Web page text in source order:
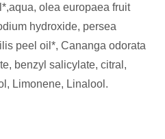
olea europaea fruit
hydroxide, persea
peel oil*, Cananga odorata
benzyl salicylate, citral,
Limonene, Linalool.